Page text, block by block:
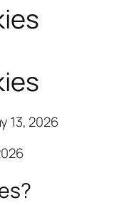
13, 2026